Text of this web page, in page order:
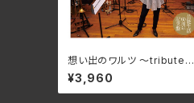
想い出のワルツ ～tribute三
人娘/我が心のひばり、チエミ
/ 雪村いづみ with 前田憲男
とウィンドブレイカーズ
¥3,960